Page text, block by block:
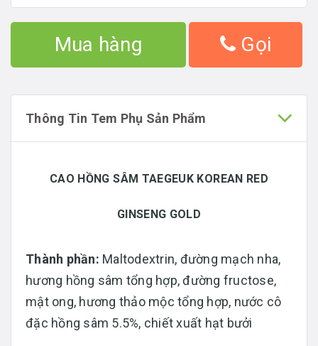
Mua hàng Gọi
Thông Tin Tem Phụ Sản Phẩm
CAO HỒNG SÂM TAEGEUK KOREAN RED
GINSENG GOLD
Thành phần: Maltodextrin, đường mạch nha,
hương hồng sâm tổng hợp, đường fructose,
mật ong, hương thảo mộc tổng hợp, nước cô
đặc hồng sâm 5.5%, chiết xuất hạt bưởi